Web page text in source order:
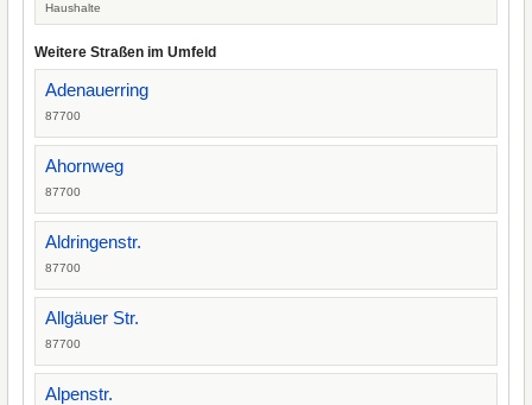
Haushalte
Weitere Straßen im Umfeld
Adenauerring
87700
Ahornweg
87700
Aldringenstr.
87700
Allgäuer Str.
87700
Alpenstr.